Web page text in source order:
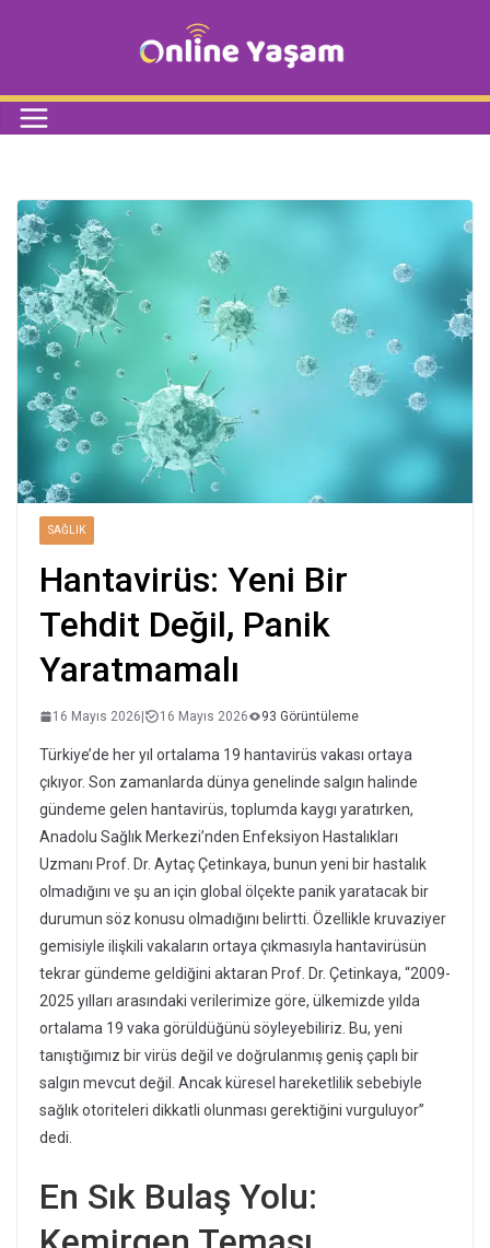
SAĞLIK
Hantavirüs: Yeni Bir
Tehdit Değil, Panik
Yaratmamalı
16 Mayıs 2026 16 Mayıs 2026 93 Görüntüleme
Türkiye’de her yıl ortalama 19 hantavirüs vakası ortaya
çıkıyor. Son zamanlarda dünya genelinde salgın halinde
gündeme gelen hantavirüs, toplumda kaygı yaratırken,
Anadolu Sağlık Merkezi’nden Enfeksiyon Hastalıkları
Uzmanı Prof. Dr. Aytaç Çetinkaya, bunun yeni bir hastalık
olmadığını ve şu an için global ölçekte panik yaratacak bir
durumun söz konusu olmadığını belirtti. Özellikle kruvaziyer
gemisiyle ilişkili vakaların ortaya çıkmasıyla hantavirüsün
tekrar gündeme geldiğini aktaran Prof. Dr. Çetinkaya, “2009-
2025 yılları arasındaki verilerimize göre, ülkemizde yılda
ortalama 19 vaka görüldüğünü söyleyebiliriz. Bu, yeni
tanıştığımız bir virüs değil ve doğrulanmış geniş çaplı bir
salgın mevcut değil. Ancak küresel hareketlilik sebebiyle
sağlık otoriteleri dikkatli olunması gerektiğini vurguluyor”
dedi.
En Sık Bulaş Yolu: